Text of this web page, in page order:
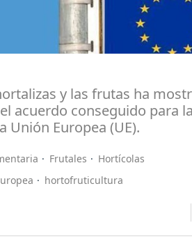
y las frutas ha
acuerdo conseguido para
Unión Europea (UE).
Frutales
Hortícolas
hortofruticultura